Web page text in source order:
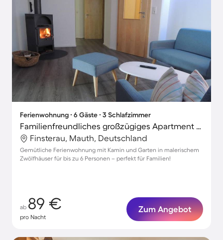
Ferienwohnung ∙ 6 Gäste ∙ 3 Schlafzimmer
Familienfreundliches großzügiges Apartment mit Garten | Perfekt für die Arbeit von Zuhause
Finsterau, Mauth, Deutschland
Gemütliche Ferienwohnung mit Kamin und Garten in malerischem
Zwölfhäuser für bis zu 6 Personen – perfekt für Familien!
ab 89 €
pro Nacht
Zum Angebot